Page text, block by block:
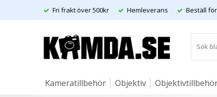
Fri frakt över 500kr Hemleverans Beställ
Kameratillbehör Objektiv